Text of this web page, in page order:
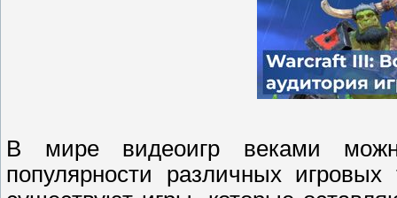
В мире видеоигр веками
популярности различных